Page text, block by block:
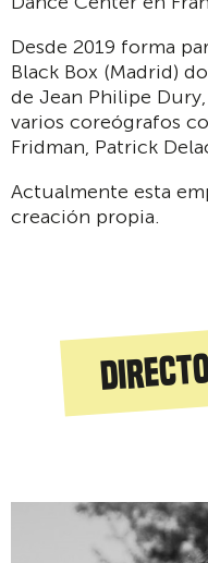
Desde 2019 forma
Black Box (Madrid)
de Jean Philipe
varios coreógrafos
Fridman, Patrick
Actualmente esta
creación propia.